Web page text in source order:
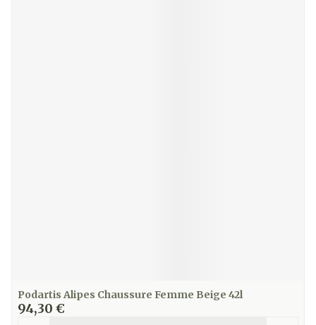
Podartis Alipes Chaussure Femme Beige 42l
94,30 €